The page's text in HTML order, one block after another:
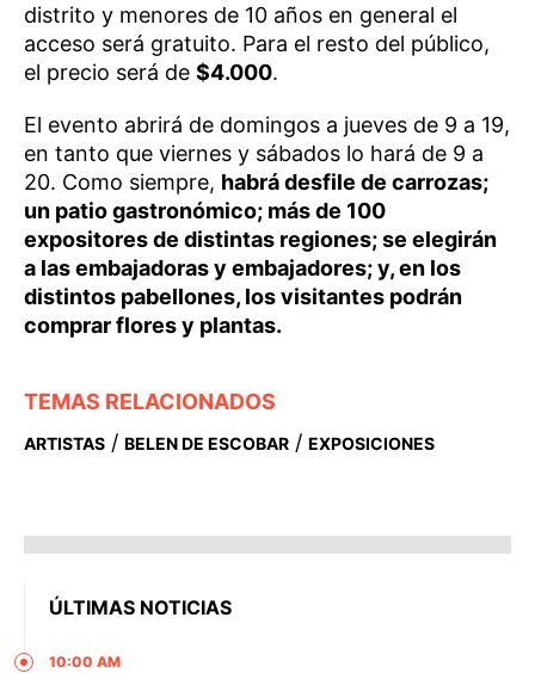
distrito y menores de 10 años en general el
acceso será gratuito. Para el resto del público,
el precio será de $4.000.
El evento abrirá de domingos a jueves de 9 a 19,
en tanto que viernes y sábados lo hará de 9 a
20. Como siempre, habrá desfile de carrozas;
un patio gastronómico; más de 100
expositores de distintas regiones; se elegirán
a las embajadoras y embajadores; y, en los
distintos pabellones, los visitantes podrán
comprar flores y plantas.
TEMAS RELACIONADOS
ARTISTAS / BELEN DE ESCOBAR / EXPOSICIONES
ÚLTIMAS NOTICIAS
10:00 AM